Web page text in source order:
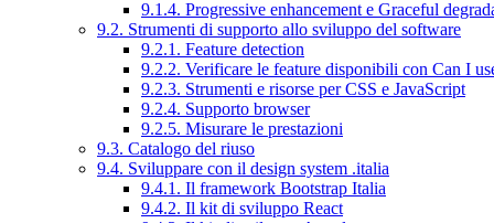
9.1.4. Progressive enhancement e Graceful
9.2. Strumenti di supporto allo sviluppo del software
9.2.1. Feature detection
9.2.2. Verificare le feature disponibili con Can I
9.2.3. Strumenti e risorse per CSS e JavaScript
9.2.4. Supporto browser
9.2.5. Misurare le prestazioni
9.3. Catalogo del riuso
9.4. Sviluppare con il design system .italia
9.4.1. Il framework Bootstrap Italia
9.4.2. Il kit di sviluppo React